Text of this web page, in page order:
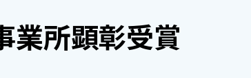
業所顕彰受賞